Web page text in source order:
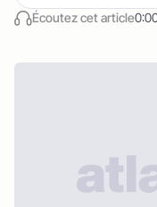
Écoutez cet article